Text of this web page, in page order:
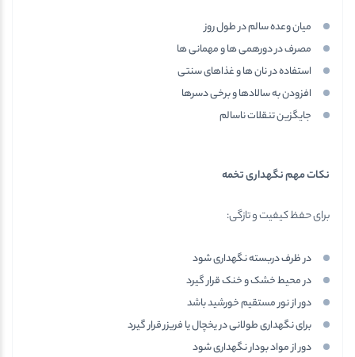
میان وعده سالم در طول روز
مصرف در دورهمی ها و مهمانی ها
استفاده در نان ها و غذاهای سنتی
افزودن به سالادها و برخی دسرها
جایگزین تنقلات ناسالم
نکات مهم نگهداری تخمه
برای حفظ کیفیت و تازگی:
در ظرف دربسته نگهداری شود
در محیط خشک و خنک قرار گیرد
دور از نور مستقیم خورشید باشد
برای نگهداری طولانی در یخچال یا فریزر قرار گیرد
دور از مواد بودار نگهداری شود